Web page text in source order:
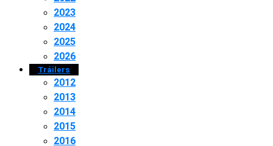
2023
2024
2025
2026
Tráilers
2012
2013
2014
2015
2016